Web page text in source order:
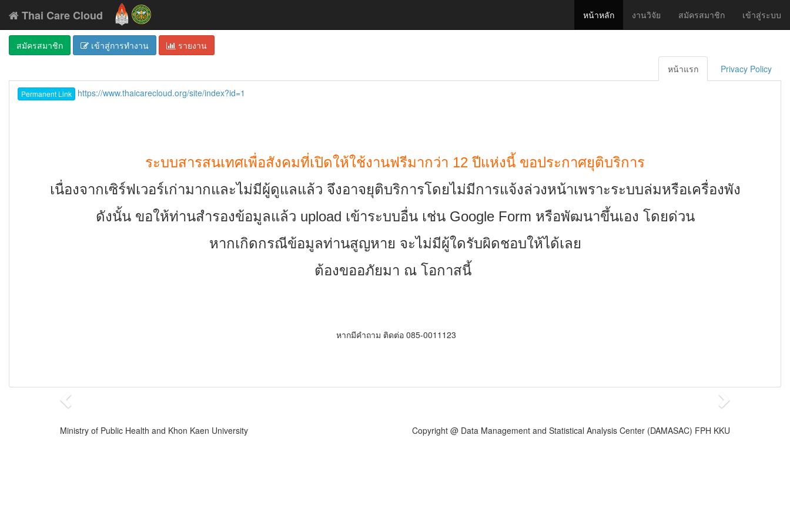
Thai Care Cloud หน้าหลัก งานวิจัย สมัครสมาชิก เข้าสู่ระบบ
สมัครสมาชิก เข้าสู่การทำงาน
รายงาน
หน้าแรก
Privacy Policy
Permanent Link https://www.thaicarecloud.org/site/index?id=1
ระบบสารสนเทศเพื่อสังคมที่เปิดให้ใช้งานฟรีมากว่า 12 ปีแห่งนี้ ขอประกาศยุติบริการ
เนื่องจากเซิร์ฟเวอร์เก่ามากและไม่มีผู้ดูแลแล้ว จึงอาจยุติบริการโดยไม่มีการแจ้งล่วงหน้าเพราะระบบล่มหรือเครื่องพัง
ดังนั้น ขอให้ท่านสำรองข้อมูลแล้ว upload เข้าระบบอื่น เช่น Google Form หรือพัฒนาขึ้นเอง โดยด่วน
หากเกิดกรณีข้อมูลท่านสูญหาย จะไม่มีผู้ใดรับผิดชอบให้ได้เลย
ต้องขออภัยมา ณ โอกาสนี้
หากมีคำถาม ติดต่อ 085-0011123
Ministry of Public Health and Khon Kaen University Copyright @ Data Management and Statistical Analysis Center (DAMASAC) FPH KKU